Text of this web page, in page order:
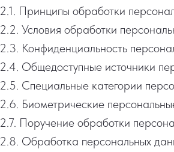
2.1. Принципы обработки
2.2. Условия обработки
2.3. Конфиденциальность
2.4. Общедоступные источники
2.5. Специальные категории
2.6. Биометрические
2.7. Поручение обработки
2.8. Обработка персональных